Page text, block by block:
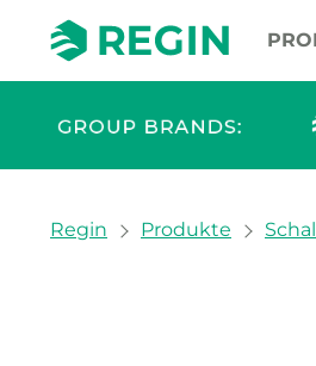
You are here:
Regin Produkte